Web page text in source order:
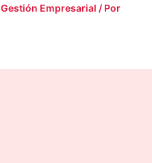
Gestión Empresarial / Por